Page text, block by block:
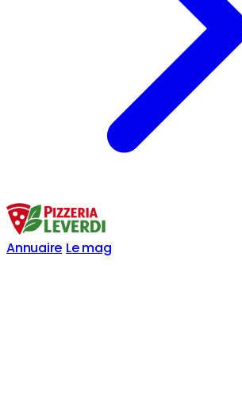
Annuaire Le mag